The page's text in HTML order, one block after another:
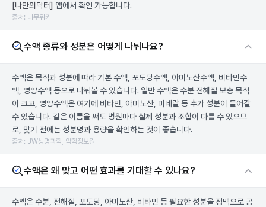
[나만의닥터] 앱에서 확인 가능합니다.
출처: 나무위키
수액 종류와 성분은 어떻게 나뉘나요?
수액은 목적과 성분에 따라 기본 수액, 포도당수액, 아미노산수액, 비타민수
액, 영양수액 등으로 나눠볼 수 있습니다. 일반 수액은 수분·전해질 보충 목적
이 크고, 영양수액은 여기에 비타민, 아미노산, 미네랄 등 추가 성분이 들어갈
수 있습니다. 같은 이름을 써도 병원마다 실제 성분과 조합이 다를 수 있으므
로, 맞기 전에는 성분명과 용량을 확인하는 것이 좋습니다.
출처: JW생명과학, 약학정보원
수액은 왜 맞고 어떤 효과를 기대할 수 있나요?
수액은 수분, 전해질, 포도당, 아미노산, 비타민 등 필요한 성분을 정맥으로 공